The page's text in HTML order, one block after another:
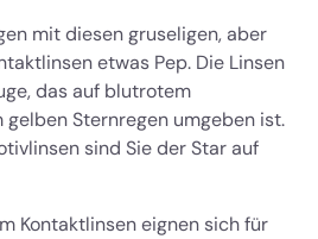
mit diesen gruseligen, aber
etwas Pep. Die Linsen
das auf blutrotem
Sternregen umgeben ist.
sind Sie der Star auf
Kontaktlinsen eignen sich für